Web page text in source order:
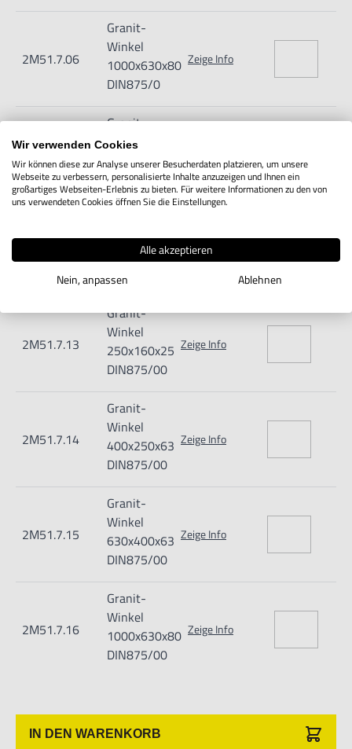
2M51.7.06
Granit-
Winkel
1000x630x80
DIN875/0
Zeige Info
2M51.7.11
Granit-
Winkel
100x63x16
DIN875/00
Winkel
160x100x20
DIN875/00
Zeige Info
2M51.7.13
Granit-
Winkel
250x160x25
DIN875/00
Zeige Info
2M51.7.14
Granit-
Winkel
400x250x63
DIN875/00
Zeige Info
2M51.7.15
Granit-
Winkel
630x400x63
DIN875/00
Zeige Info
2M51.7.16
Granit-
Winkel
1000x630x80
DIN875/00
Zeige Info
IN DEN WARENKORB
Wir verwenden Cookies
Wir können diese zur Analyse unserer Besucherdaten platzieren, um unsere
Webseite zu verbessern, personalisierte Inhalte anzuzeigen und Ihnen ein
großartiges Webseiten-Erlebnis zu bieten. Für weitere Informationen zu den von
uns verwendeten Cookies öffnen Sie die Einstellungen.
Alle akzeptieren
Nein, anpassen
Ablehnen